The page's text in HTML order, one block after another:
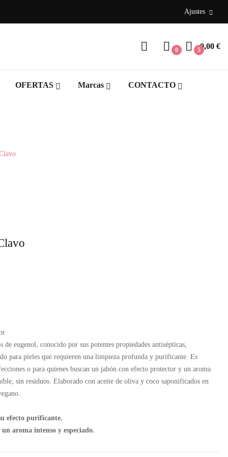
Ajustes
50,00 €
0
OFERTAS Marcas CONTACTO
eugenol, conocido por sus potentes propiedades antisépticas,
para pieles que requieren una limpieza profunda y purificante. Es
o para quienes buscan un jabón con efecto protector y un aroma
sin residuos. Elaborado con aceite de oliva y coco saponificados en
efecto purificante.
aroma intenso y especiado.